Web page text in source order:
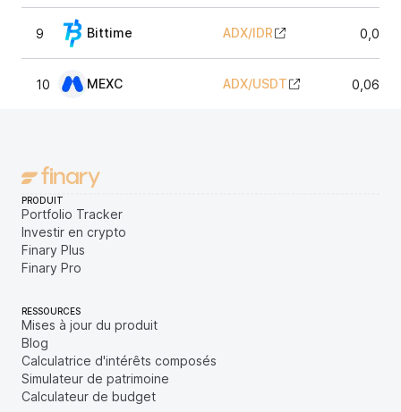
9 Bittime ADX/IDR
10 MEXC ADX/USDT
PRODUIT
Portfolio Tracker
Investir en crypto
Finary Plus
Finary Pro
RESSOURCES
Mises à jour du produit
Blog
Calculatrice d'intérêts composés
Simulateur de patrimoine
Calculateur de budget